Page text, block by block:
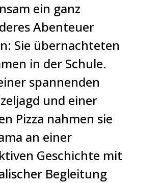
ein ganz
Abenteuer
Sie übernachteten
in der Schule.
spannenden
und einer
Pizza nahmen sie
an einer
Geschichte mit
Begleitung